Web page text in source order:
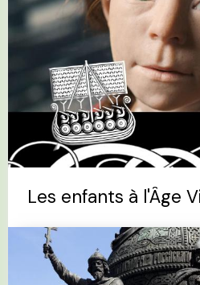
Les enfants à l'Âge